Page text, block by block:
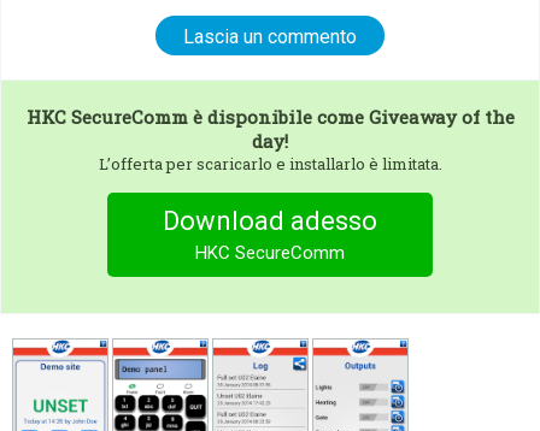
Lascia un commento
HKC SecureCommè disponibile come Giveaway of the
day!
L’offerta per scaricarlo e installarlo è limitata.
Download adesso
HKC SecureComm